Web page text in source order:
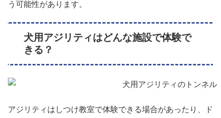
う可能性があります。
犬用アジリティはどんな施設で体験で
きる？
アジリティはしつけ教室で体験できる場合があったり、ド